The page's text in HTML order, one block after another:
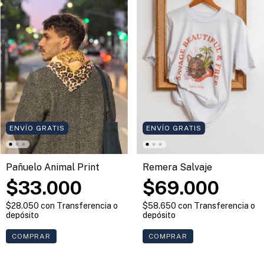
ENVÍO GRATIS
Pañuelo Animal Print
$33.000
$28.050 con Transferencia o
depósito
COMPRAR
ENVÍO GRATIS
Remera Salvaje
$69.000
$58.650 con Transferencia o
depósito